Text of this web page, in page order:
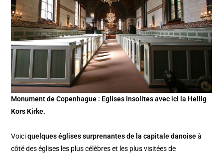
Monument de Copenhague : Eglises insolites avec ici la Hellig
Kors Kirke.
Voiciquelques églises surprenantes de la capitale danoiseà
côté des églises les plus célèbres et les plus visitées de